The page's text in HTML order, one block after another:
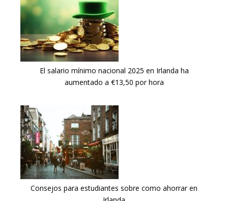
El salario mínimo nacional 2025 en Irlanda ha
aumentado a €13,50 por hora
Consejos para estudiantes sobre como ahorrar en